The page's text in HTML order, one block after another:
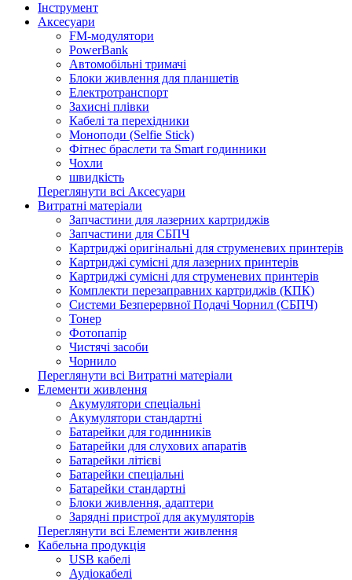
Інструмент
Аксесуари
FM-модулятори
PowerBank
Автомобільні тримачі
Блоки живлення для планшетів
Електротранспорт
Захисні плівки
Кабелі та перехідники
Моноподи (Selfie Stick)
Фітнес браслети та Smart годинники
Чохли
швидкість
Переглянути всі Аксесуари
Витратні матеріали
Запчастини для лазерних картриджів
Запчастини для СБПЧ
Картриджі оригінальні для струменевих принтерів
Картриджі сумісні для лазерних принтерів
Картриджі сумісні для струменевих принтерів
Комплекти перезаправних картриджів (КПК)
Системи Безперервної Подачі Чорнил (СБПЧ)
Тонер
Фотопапір
Чистячі засоби
Чорнило
Переглянути всі Витратні матеріали
Елементи живлення
Акумулятори спеціальні
Акумулятори стандартні
Батарейки для годинників
Батарейки для слухових апаратів
Батарейки літієві
Батарейки спеціальні
Батарейки стандартні
Блоки живлення, адаптери
Зарядні пристрої для акумуляторів
Переглянути всі Елементи живлення
Кабельна продукція
USB кабелі
Аудіокабелі